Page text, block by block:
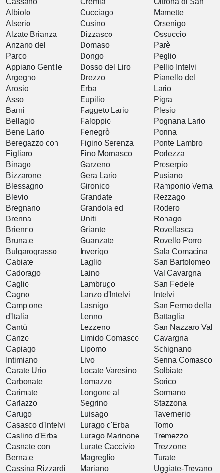
Albiolo
Alserio
Alzate Brianza
Anzano del
Parco
Appiano Gentile
Argegno
Arosio
Asso
Barni
Bellagio
Bene Lario
Beregazzo con
Figliaro
Binago
Bizzarone
Blessagno
Blevio
Bregnano
Brenna
Brienno
Brunate
Bulgarograsso
Cabiate
Cadorago
Caglio
Cagno
Campione
d'Italia
Cantù
Canzo
Capiago
Intimiano
Carate Urio
Carbonate
Carimate
Carlazzo
Carugo
Casasco d'Intelvi
Caslino d'Erba
Casnate con
Bernate
Cassina Rizzardi
Cucciago
Cusino
Dizzasco
Domaso
Dongo
Dosso del Liro
Drezzo
Erba
Eupilio
Faggeto Lario
Faloppio
Fenegrò
Figino Serenza
Fino Mornasco
Garzeno
Gera Lario
Gironico
Grandate
Grandola ed
Uniti
Griante
Guanzate
Inverigo
Laglio
Laino
Lambrugo
Lanzo d'Intelvi
Lasnigo
Lenno
Lezzeno
Limido Comasco
Lipomo
Livo
Locate Varesino
Lomazzo
Longone al
Segrino
Luisago
Lurago d'Erba
Lurago Marinone
Lurate Caccivio
Magreglio
Mariano
Mamette
Orsenigo
Ossuccio
Parè
Peglio
Pellio Intelvi
Pianello del
Lario
Pigra
Plesio
Pognana Lario
Ponna
Ponte Lambro
Porlezza
Proserpio
Pusiano
Ramponio Verna
Rezzago
Rodero
Ronago
Rovellasca
Rovello Porro
Sala Comacina
San Bartolomeo
Val Cavargna
San Fedele
Intelvi
San Fermo della
Battaglia
San Nazzaro Val
Cavargna
Schignano
Senna Comasco
Solbiate
Sorico
Sormano
Stazzona
Tavernerio
Torno
Tremezzo
Trezzone
Turate
Uggiate-Trevano